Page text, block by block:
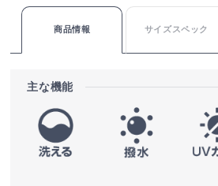
商品情報 サイズスペック
主な機能